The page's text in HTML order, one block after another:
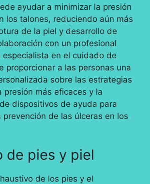
ayudar a minimizar la presión
los talones, reduciendo aún más
de la piel y desarrollo de
con un profesional
especialista en el cuidado de
proporcionar a las personas una
sobre las estrategias
presión más eficaces y la
dispositivos de ayuda para
prevención de las úlceras en los
de pies y piel
de los pies y el